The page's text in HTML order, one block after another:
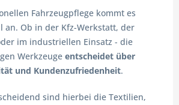
Fahrzeugpflege kommt es
an. Ob in der Kfz-Werkstatt, der
im industriellen Einsatz - die
Werkzeuge entscheidet über
und Kundenzufriedenheit.
sind hierbei die Textilien,